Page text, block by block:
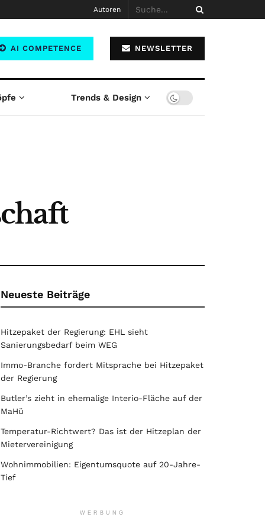
Autoren
AI COMPETENCE NEWSLETTER
Trends & Design
Neueste Beiträge
Hitzepaket der Regierung: EHL sieht
Sanierungsbedarf beim WEG
Immo-Branche fordert Mitsprache bei Hitzepaket
der Regierung
Butler’s zieht in ehemalige Interio-Fläche auf der
MaHü
Temperatur-Richtwert? Das ist der Hitzeplan der
Mietervereinigung
Wohnimmobilien: Eigentumsquote auf 20-Jahre-
Tief
WERBUNG